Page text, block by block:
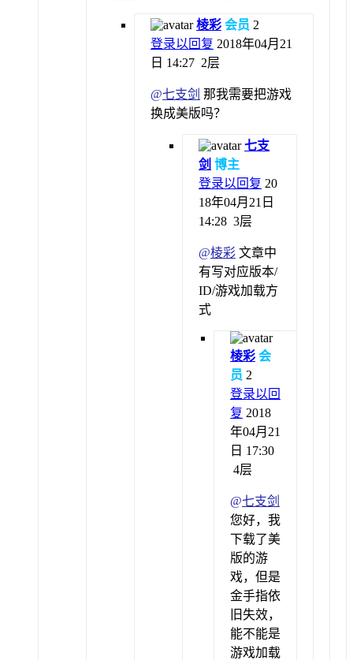
棱彩 会员 2
登录以回复 2018年04月21
日 14:27 2层
@七支剑 那我需要把游戏
换成美版吗？
七支
剑 博主
登录以回复 20
18年04月21日
14:28 3层
@棱彩 文章中
有写对应版本/
ID/游戏加载方
式
棱彩 会
员 2
登录以回
复 2018
年04月21
日 17:30
4层
@七支剑
您好，我
下载了美
版的游
戏，但是
金手指依
旧失效，
能不能是
游戏加载